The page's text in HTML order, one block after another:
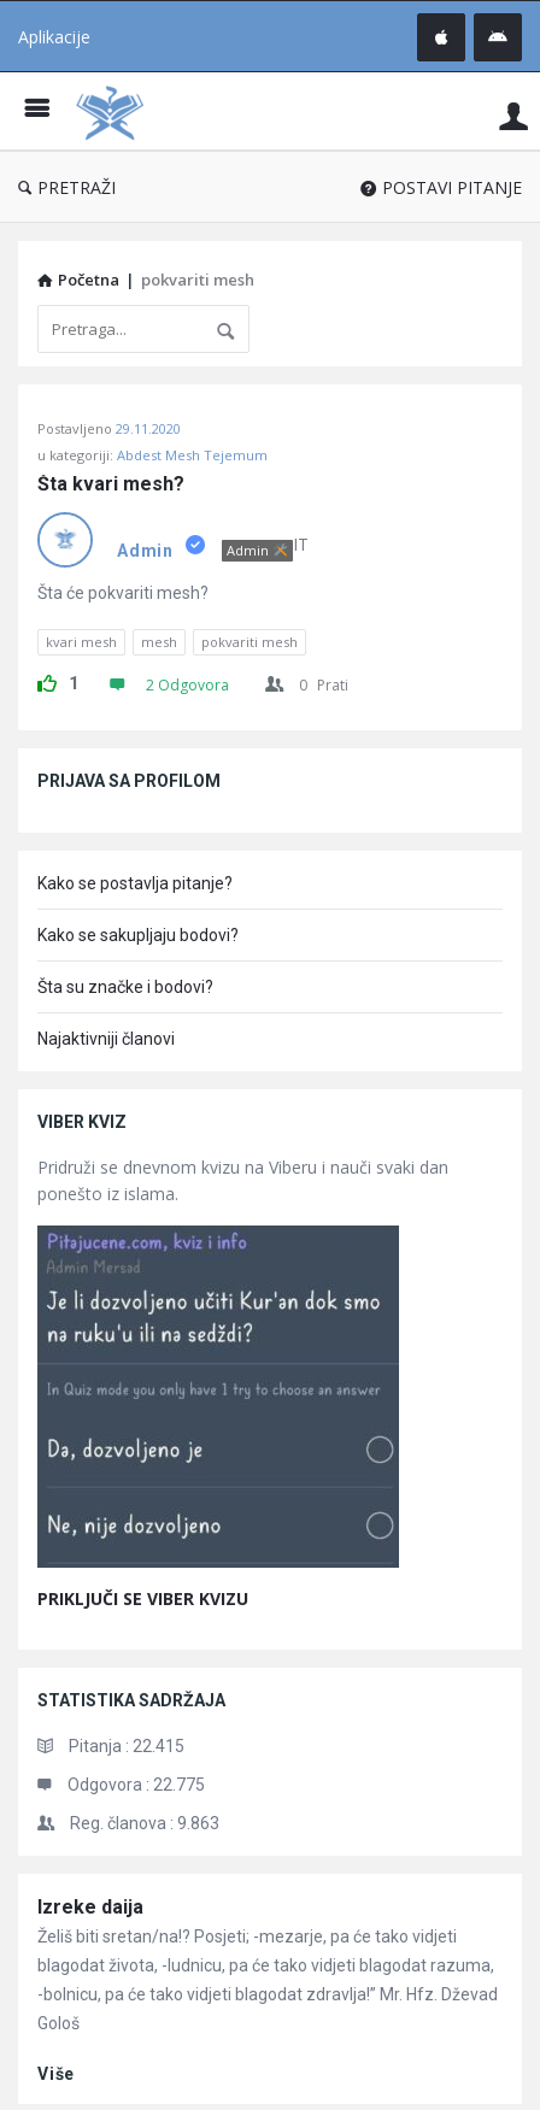
Aplikacije
®
PRETRAŽI POSTAVI PITANJE
Početna | pokvariti mesh
Učene
Latest
Pitanja
Postavljeno 29.11.2020
u kategoriji: Abdest Mesh Tejemum
Šta kvari mesh?
Admin Admin IT
Šta će pokvariti mesh?
kvari mesh mesh pokvariti mesh
1 2 Odgovora 0 Prati
PRIJAVA SA PROFILOM
Kako se postavlja pitanje?
Kako se sakupljaju bodovi?
Šta su značke i bodovi?
Najaktivniji članovi
VIBER KVIZ
Pridruži se dnevnom kvizu na Viberu i nauči svaki dan
ponešto iz islama.
PRIKLJUČI SE VIBER KVIZU
STATISTIKA SADRŽAJA
Pitanja : 22.415
Odgovora : 22.775
Reg. članova : 9.863
Članci
Izreke daija
Želiš biti sretan/na!? Posjeti; -mezarje, pa će tako vidjeti
blagodat života, -ludnicu, pa će tako vidjeti blagodat razuma,
-bolnicu, pa će tako vidjeti blagodat zdravlja!” Mr. Hfz. Dževad
Gološ
Više